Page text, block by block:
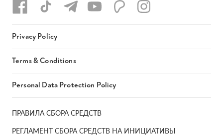
ПРАВИЛА СБОРА СРЕДСТВ
РЕГЛАМЕНТ СБОРА СРЕДСТВ НА ИНИЦИАТИВЫ
Privacy Policy
Terms & Conditions
Personal Data Protection Policy